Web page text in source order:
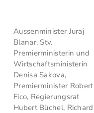
Aussenminister Juraj
Blanar, Stv.
Premierministerin und
Wirtschaftsministerin
Denisa Sakova,
Premierminister Robert
Fico, Regierungsrat
Hubert Büchel, Richard